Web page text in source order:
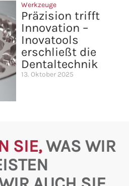
Werkzeuge
Präzision trifft
Innovation –
Inovatools
erschließt die
Dentaltechnik
13. Oktober 2025
SIE,WAS WIR